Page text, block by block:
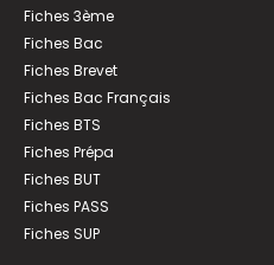
Fiches 3ème
Fiches Bac
Fiches Brevet
Fiches Bac Français
Fiches BTS
Fiches Prépa
Fiches BUT
Fiches PASS
Fiches SUP